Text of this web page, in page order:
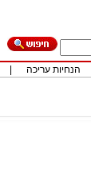
הנחיות עריכה